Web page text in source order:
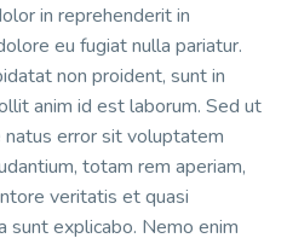
in reprehenderit in
eu fugiat nulla pariatur.
non proident, sunt in
anim id est laborum. Sed ut
error sit voluptatem
totam rem aperiam,
veritatis et quasi
sunt explicabo. Nemo enim